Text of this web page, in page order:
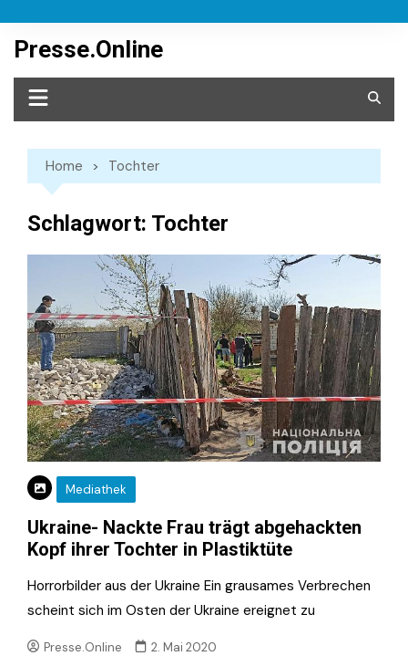
content
Presse.Online
Home Tochter
Schlagwort: Tochter
Mediathek
Ukraine- Nackte Frau trägt abgehackten
Kopf ihrer Tochter in Plastiktüte
Horrorbilder aus der Ukraine Ein grausames Verbrechen
scheint sich im Osten der Ukraine ereignet zu
Presse.Online 2. Mai 2020